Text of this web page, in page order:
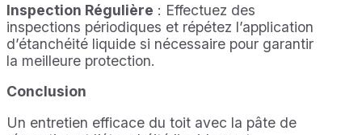
Inspection Régulière : Effectuez des
inspections périodiques et répétez l’application
d’étanchéité liquide si nécessaire pour garantir
la meilleure protection.
Conclusion
Un entretien efficace du toit avec la pâte de